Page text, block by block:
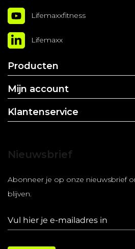
Lifemaxxfitness
Lifemaxx
Producten
Mijn account
Klantenservice
Nieuwsbrief
Abonneer je op onze nieuwsbrief
blijven.